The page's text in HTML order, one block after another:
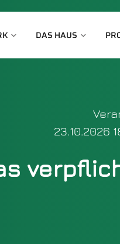
DAS HAUS
23.10.2026